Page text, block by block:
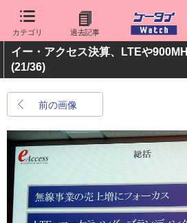
カテゴリ 過去記事
イー・アクセス決算、LTEや
(21/36)
前の画像